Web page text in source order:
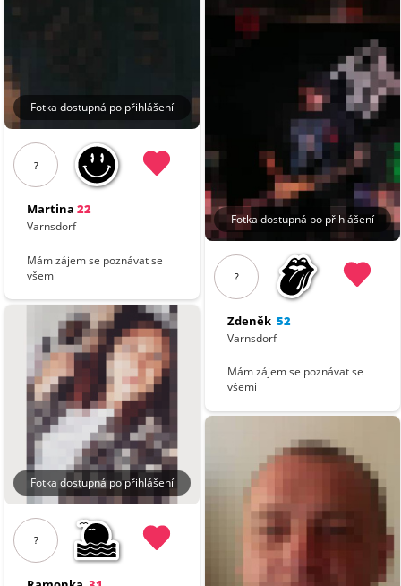
Fotka dostupná po přihlášení
?
Martina 22
Varnsdorf
Mám zájem se poznávat se
všemi
Fotka dostupná po přihlášení
?
Fotka dostupná po přihlášení
?
Zdeněk 52
Varnsdorf
Mám zájem se poznávat se
všemi